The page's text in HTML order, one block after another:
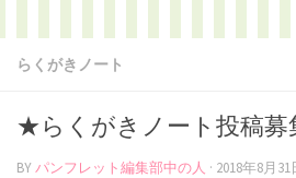
らくがきノート
★らくがきノート投稿
BYパンフレット編集部中の人 · 2018年8月31